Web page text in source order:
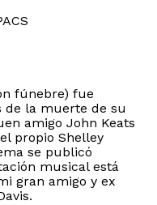
fúnebre) fue
de la muerte de su
amigo John Keats
propio Shelley
se publicó
musical está
gran amigo y ex